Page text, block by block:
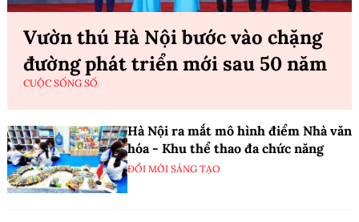
Vườn thú Hà Nội bước vào chặng
đường phát triển mới sau 50 năm
CUỘC SỐNG SỐ
Hà Nội ra mắt mô hình điểm Nhà văn
hóa - Khu thể thao đa chức năng
ĐỔI MỚI SÁNG TẠO